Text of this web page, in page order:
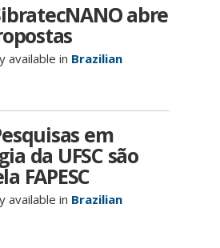
abre
available in Brazilian
em
da UFSC são
FAPESC
available in Brazilian